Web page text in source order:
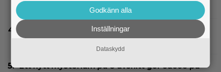
thrillerserie – se trailern här
Experter väljer ut tidernas 100 bästa tv-spel:
Ett nytt mysterium på 8 avsnitt gör succé på
Godkänn alla
Inställningar
Dataskydd